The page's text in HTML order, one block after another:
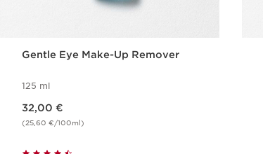
Gentle Eye Make-Up Remover
125 ml
32,00 €
(25,60 €/100ml)